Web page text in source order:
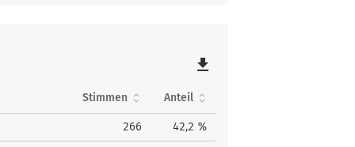
file_download
Stimmen Anteil
266 42,2 %